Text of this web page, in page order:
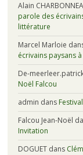
Alain
parole des
littérature
Marcel Marloie
écrivains paysans
De-
Noël Falcou
admin dans
Falcou Jean-Noël
Invitation
DOGUETdans